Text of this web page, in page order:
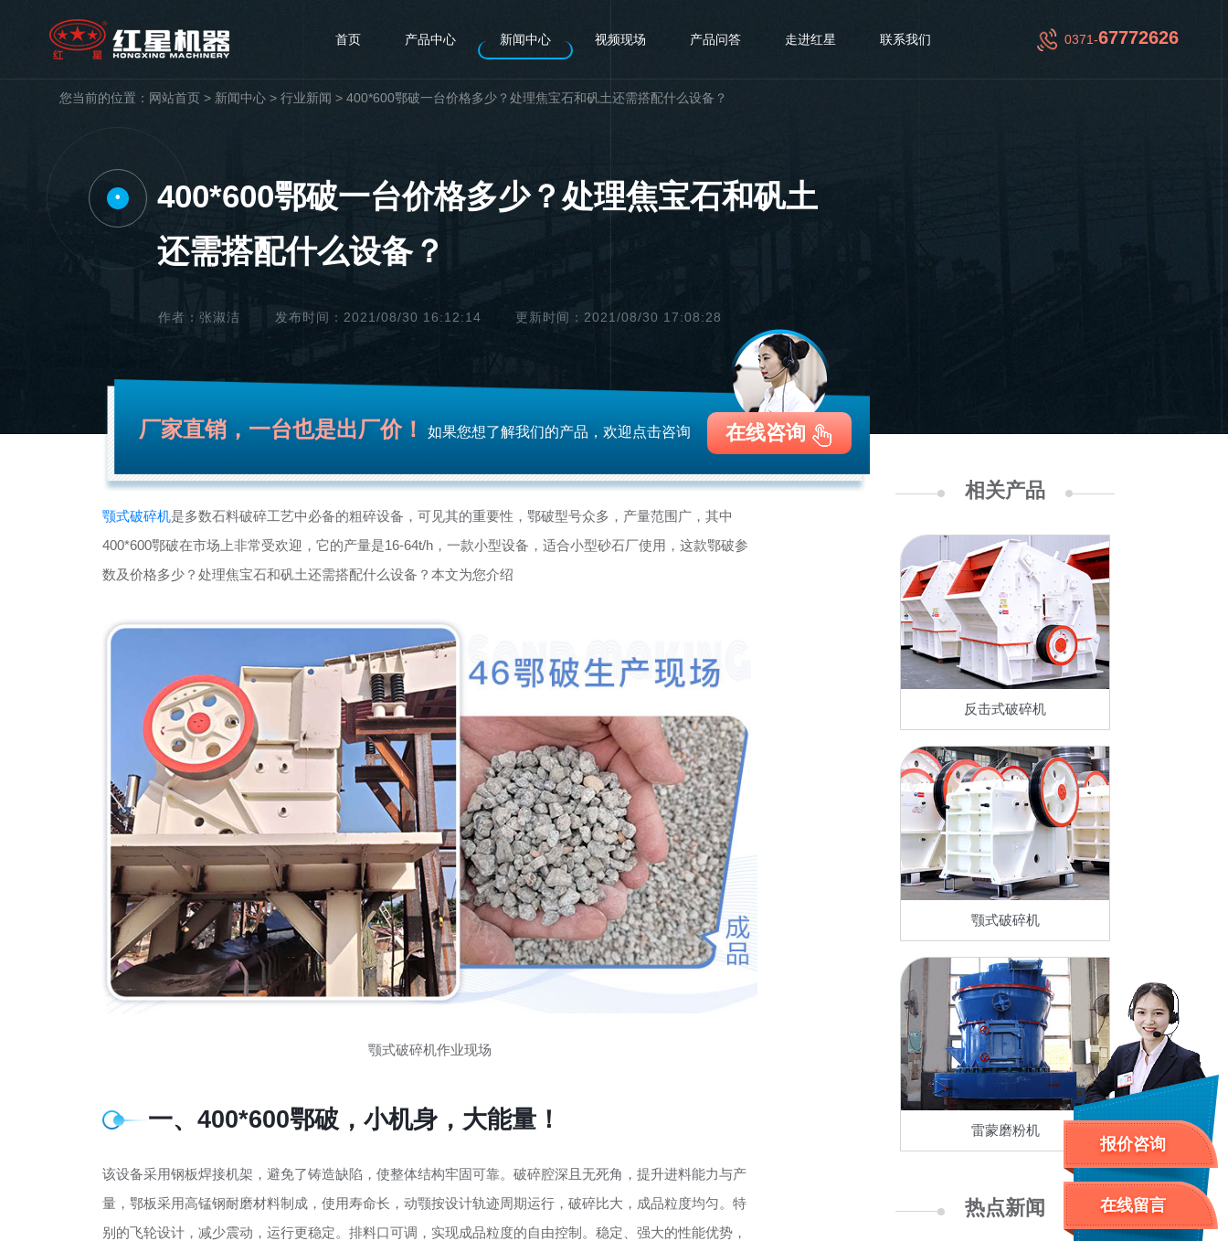
首页 产品中心 新闻中心 视频现场 产品问答 走进红星 联系我们 0371-67772626
您当前的位置： 网站首页 > 新闻中心 > 行业新闻 > 400*600鄂破一台价格多少？处理焦宝石和矾土还需搭配什么设备？
•
400*600鄂破一台价格多少？处理焦宝石和矾土
还需搭配什么设备？
作者：张淑洁 发布时间：2021/08/30 16:12:14 更新时间：2021/08/30 17:08:28
厂家直销，一台也是出厂价！ 如果您想了解我们的产品，欢迎点击咨询 在线咨询
颚式破碎机是多数石料破碎工艺中必备的粗碎设备，可见其的重要性，鄂破型号众多，产量范围广，其中
400*600鄂破在市场上非常受欢迎，它的产量是16-64t/h，一款小型设备，适合小型砂石厂使用，这款鄂破参
数及价格多少？处理焦宝石和矾土还需搭配什么设备？本文为您介绍
颚式破碎机作业现场
一、400*600鄂破，小机身，大能量！
该设备采用钢板焊接机架，避免了铸造缺陷，使整体结构牢固可靠。破碎腔深且无死角，提升进料能力与产
量，鄂板采用高锰钢耐磨材料制成，使用寿命长，动颚按设计轨迹周期运行，破碎比大，成品粒度均匀。特
别的飞轮设计，减少震动，运行更稳定。排料口可调，实现成品粒度的自由控制。稳定、强大的性能优势，
相关产品
反击式破碎机
颚式破碎机
雷蒙磨粉机
热点新闻
报价咨询
在线留言